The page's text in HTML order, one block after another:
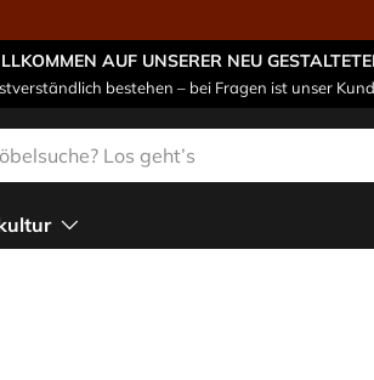
AUF UNSERER NEU
bestehen – bei Fragen ist unser